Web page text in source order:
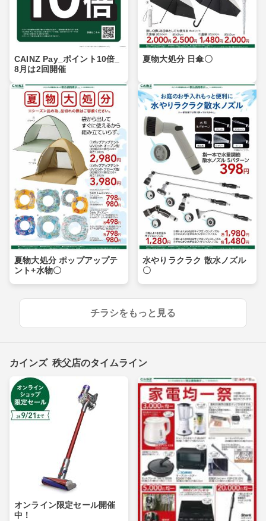
CAINZ Pay_ポイント10倍_
8月は2回開催
夏物大処分 日傘〇
夏物大処分 ポップアップテ
ント+水物〇
水やりラクラク 散水ノズル
〇
チラシをもっと見る
カインズ 秩父店のタイムライン
オンライン限定セール開催
中！